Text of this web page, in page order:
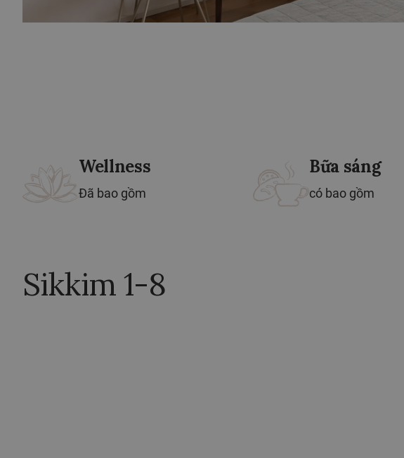
Wellness
Đã bao gồm
Bữa sáng
có bao gồm
Sikkim 1-8